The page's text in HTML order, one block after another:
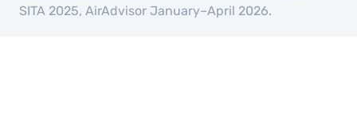
SITA 2025, AirAdvisor January–April 2026.